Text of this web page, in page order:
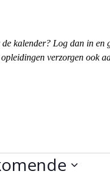
kalender? Log dan in
verzorgen ook